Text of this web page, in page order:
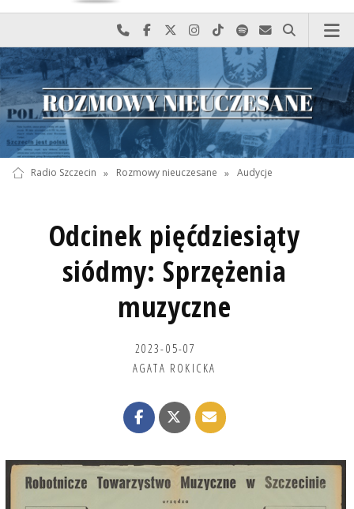
Najlepiej po prostu do nas zadzwoń
Odwiedź nas na Facebook-u
Odwiedź nas na X
Odwiedź nas na Instagram-ie
Odwiedź nas na TikTok-u
Szukaj nas na Spotify
Wyślij do nas
Szukaj
Radio Szczecin » Rozmowy nieuczesane » Audycje
Odcinek pięćdziesiąty
siódmy: Sprzężenia
muzyczne
2023-05-07
AGATA ROKICKA